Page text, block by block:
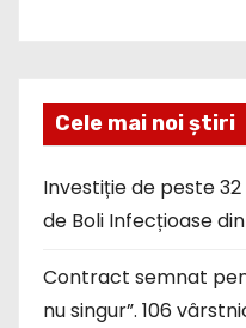
Cele mai noi știri
Investiție de peste
de Boli Infecțioase
Contract semnat
nu singur”. 106